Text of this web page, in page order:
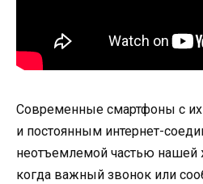
Современные смартфоны с
и постоянным интернет-
неотъемлемой частью нашей
когда важный звонок или